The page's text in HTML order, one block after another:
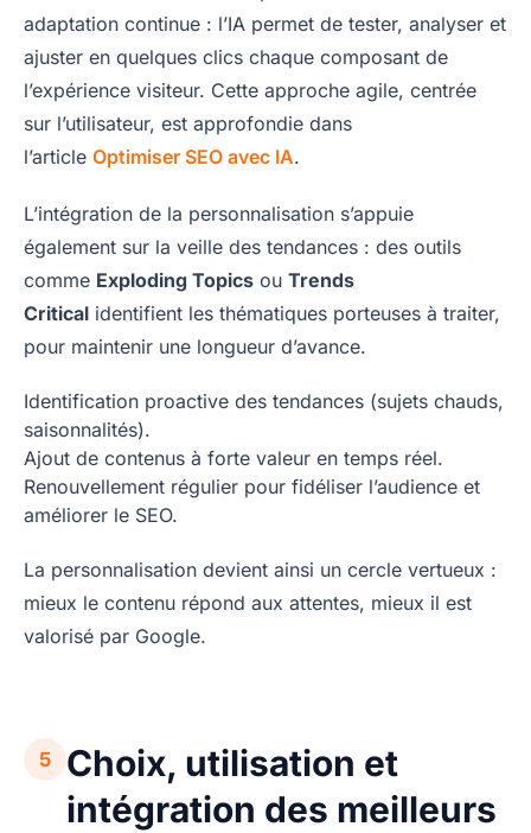
adaptation continue : l’IA permet de tester, analyser et
ajuster en quelques clics chaque composant de
l’expérience visiteur. Cette approche agile, centrée
sur l’utilisateur, est approfondie dans
l’article Optimiser SEO avec IA.
L’intégration de la personnalisation s’appuie
également sur la veille des tendances : des outils
comme Exploding Topics ou Trends
Critical identifient les thématiques porteuses à traiter,
pour maintenir une longueur d’avance.
Identification proactive des tendances (sujets chauds,
saisonnalités).
Ajout de contenus à forte valeur en temps réel.
Renouvellement régulier pour fidéliser l’audience et
améliorer le SEO.
La personnalisation devient ainsi un cercle vertueux :
mieux le contenu répond aux attentes, mieux il est
valorisé par Google.
5
Choix, utilisation et
intégration des meilleurs